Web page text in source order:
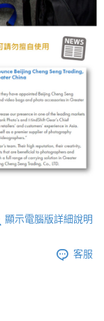
顯示電腦版詳細說明
客服